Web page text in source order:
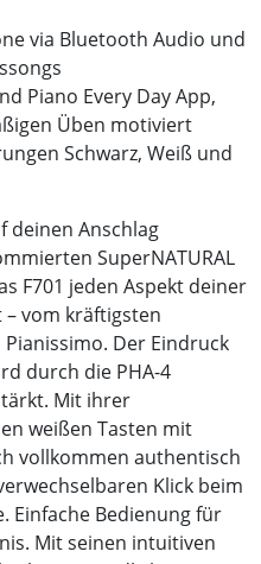
via Bluetooth Audio und
Piano Every Day App,
Üben motiviert
Schwarz, Weiß und
deinen Anschlag
SuperNATURAL
F701 jeden Aspekt deiner
vom kräftigsten
Der Eindruck
durch die PHA-4
Mit ihrer
weißen Tasten mit
vollkommen authentisch
Klick beim
Einfache Bedienung für
Mit seinen intuitiven